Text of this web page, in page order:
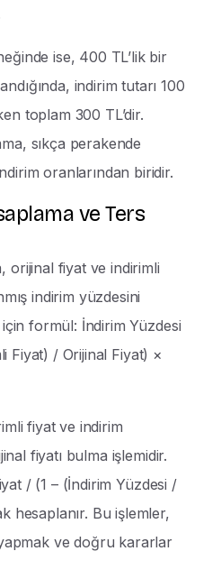
ise, 400 TL’lik bir
indirim tutarı 100
toplam 300 TL’dir.
sıkça perakende
oranlarından biridir.
ve Ters
orijinal fiyat ve indirimli
indirim yüzdesini
formül: İndirim Yüzdesi
Fiyat) / Orijinal Fiyat) ×
fiyat ve indirim
fiyatı bulma işlemidir.
/ (1 – (İndirim Yüzdesi /
hesaplanır. Bu işlemler,
ve doğru kararlar